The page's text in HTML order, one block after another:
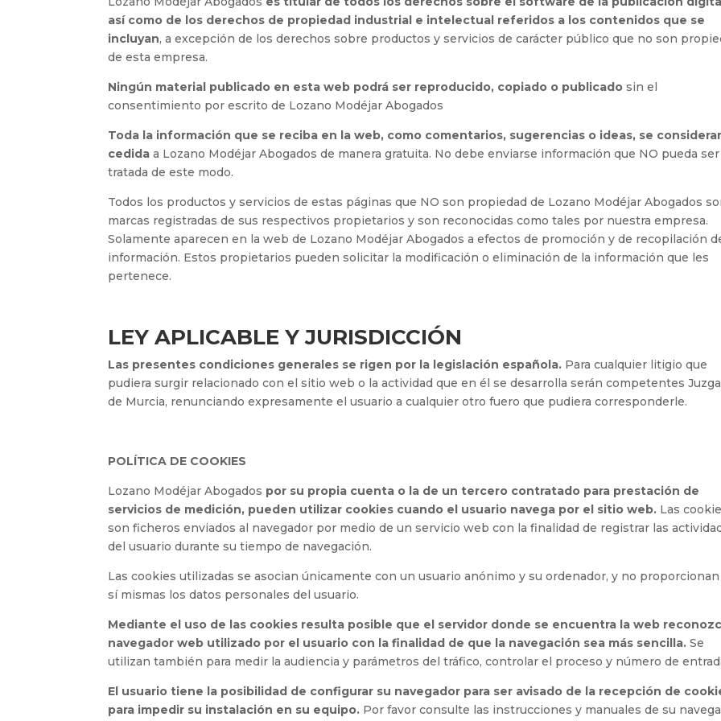
así como de los derechos de propiedad industrial e intelectual referidos a los contenidos que se
incluyan, a excepción de los derechos sobre productos y servicios de carácter público que no son
de esta empresa.
Ningún material publicado en esta web podrá ser reproducido, copiado o publicado sin el
consentimiento por escrito de Lozano Modéjar Abogados
Toda la información que se reciba en la web, como comentarios, sugerencias o ideas, se
cedida a Lozano Modéjar Abogados de manera gratuita. No debe enviarse información que NO pueda ser
tratada de este modo.
Todos los productos y servicios de estas páginas que NO son propiedad de Lozano Modéjar Abogados
marcas registradas de sus respectivos propietarios y son reconocidas como tales por nuestra empresa.
Solamente aparecen en la web de Lozano Modéjar Abogados a efectos de promoción y de recopilación
información. Estos propietarios pueden solicitar la modificación o eliminación de la información que les
pertenece.
LEY APLICABLE Y JURISDICCIÓN
Las presentes condiciones generales se rigen por la legislación española. Para cualquier litigio que
pudiera surgir relacionado con el sitio web o la actividad que en él se desarrolla serán competentes
de Murcia, renunciando expresamente el usuario a cualquier otro fuero que pudiera corresponderle.
POLÍTICA DE COOKIES
Lozano Modéjar Abogados por su propia cuenta o la de un tercero contratado para prestación de
servicios de medición, pueden utilizar cookies cuando el usuario navega por el sitio web. Las
son ficheros enviados al navegador por medio de un servicio web con la finalidad de registrar las
del usuario durante su tiempo de navegación.
Las cookies utilizadas se asocian únicamente con un usuario anónimo y su ordenador, y no
sí mismas los datos personales del usuario.
Mediante el uso de las cookies resulta posible que el servidor donde se encuentra la web
navegador web utilizado por el usuario con la finalidad de que la navegación sea más sencilla.Se
utilizan también para medir la audiencia y parámetros del tráfico, controlar el proceso y número de
El usuario tiene la posibilidad de configurar su navegador para ser avisado de la recepción de
para impedir su instalación en su equipo. Por favor consulte las instrucciones y manuales de su